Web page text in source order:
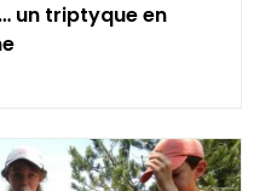
un triptyque en